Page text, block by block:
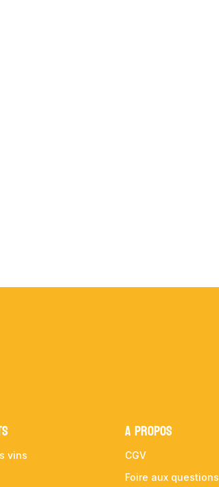
vins
A propos
CGV
Foire aux questions